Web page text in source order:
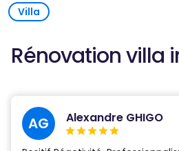
Villa
Rénovation villa
AG Alexandre GHIGO